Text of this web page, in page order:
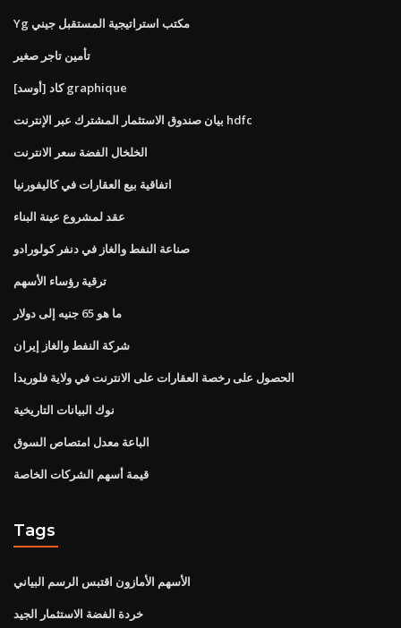
Yg مكتب استراتيجية المستقبل جيني
تأمين تاجر صغير
كاد [أوسد] graphique
بيان صندوق الاستثمار المشترك عبر الإنترنت hdfc
الخلخال الفضة سعر الانترنت
اتفاقية بيع العقارات في كاليفورنيا
عقد لمشروع عينة البناء
صناعة النفط والغاز في دنفر كولورادو
ترقية رؤساء الأسهم
ما هو 65 جنيه إلى دولار
شركة النفط والغاز إيران
الحصول على رخصة العقارات على الانترنت في ولاية فلوريدا
نوك البيانات التاريخية
الباعة معدل امتصاص السوق
قيمة أسهم الشركات الخاصة
Tags
الأسهم الأمازون اقتبس الرسم البياني
خردة الفضة الاستثمار الجيد